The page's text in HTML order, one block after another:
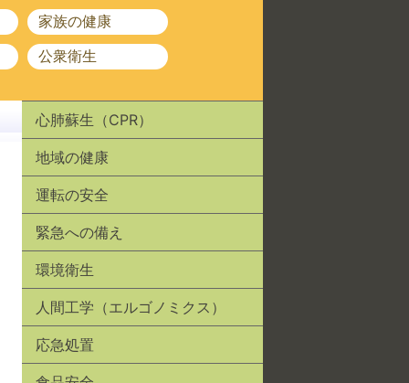
家族の健康
公衆衛生
心肺蘇生（CPR）
地域の健康
運転の安全
緊急への備え
環境衛生
人間工学（エルゴノミクス）
応急処置